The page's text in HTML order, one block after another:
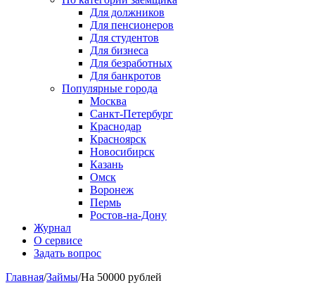
Для должников
Для пенсионеров
Для студентов
Для бизнеса
Для безработных
Для банкротов
Популярные города
Москва
Санкт-Петербург
Краснодар
Красноярск
Новосибирск
Казань
Омск
Воронеж
Пермь
Ростов-на-Дону
Журнал
О сервисе
Задать вопрос
Главная/Займы/На 50000 рублей